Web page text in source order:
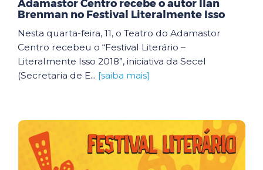
Adamastor Centro recebe o autor Ilan
Brenman no Festival Literalmente Isso
Nesta quarta-feira, 11, o Teatro do Adamastor
Centro recebeu o “Festival Literário –
Literalmente Isso 2018”, iniciativa da Secel
(Secretaria de E... [saiba mais]